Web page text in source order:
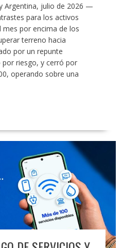
Argentina, julio de 2026 —
para los activos
mes por encima de los
terreno hacia
por un repunte
riesgo, y cerró por
operando sobre una